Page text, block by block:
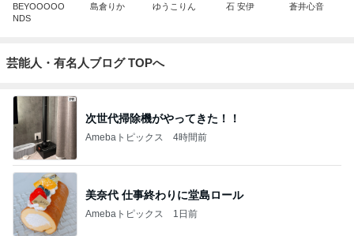
BEYOOOOO
NDS
島倉りか ゆうこりん 石 安伊 蒼井心音
芸能人・有名人ブログ TOPへ
次世代掃除機がやってきた！！
Amebaトピックス 4時間前
美奈代 仕事終わりに堂島ロール
Amebaトピックス 1日前